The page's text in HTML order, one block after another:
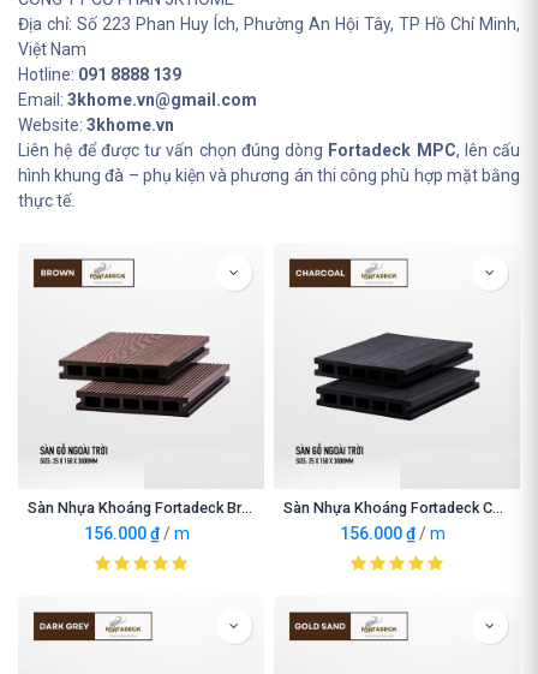
Địa chỉ: Số 223 Phan Huy Ích, Phường An Hội Tây, TP Hồ Chí Minh,
Việt Nam
Hotline: 091 8888 139
Email: 3khome.vn@gmail.com
Website: 3khome.vn
Liên hệ để được tư vấn chọn đúng dòng Fortadeck MPC, lên cấu
hình khung đà – phụ kiện và phương án thi công phù hợp mặt bằng
thực tế.
Sàn Nhựa Khoáng Fortadeck Brown
156.000₫ /m
Sàn Nhựa Khoáng Fortadeck Charcoal
156.000₫ /m